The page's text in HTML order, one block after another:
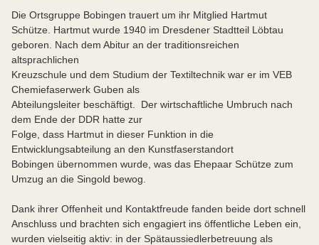
Die Ortsgruppe Bobingen trauert um ihr Mitglied Hartmut
Schütze. Hartmut wurde 1940 im Dresdener Stadtteil Löbtau
geboren. Nach dem Abitur an der traditionsreichen
altsprachlichen
Kreuzschule und dem Studium der Textiltechnik war er im VEB
Chemiefaserwerk Guben als
Abteilungsleiter beschäftigt. Der wirtschaftliche Umbruch nach
dem Ende der DDR hatte zur
Folge, dass Hartmut in dieser Funktion in die
Entwicklungsabteilung an den Kunstfaserstandort
Bobingen übernommen wurde, was das Ehepaar Schütze zum
Umzug an die Singold bewog.
Dank ihrer Offenheit und Kontaktfreude fanden beide dort schnell
Anschluss und brachten sich engagiert ins öffentliche Leben ein,
wurden vielseitig aktiv: in der Spätaussiedlerbetreuung als